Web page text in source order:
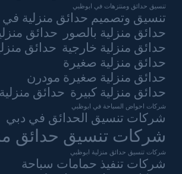
تنسيق حدائق ومنتزهات في ابوظبي
تنسيق وتصميم حدائق منزلية في
حدائق منزلية بالصور
حدائق
حدائق منزلية خارجية حدائق
حدائق منزلية صغيرة
حدائق منزلية صغيرة مودرن
حدائق منزلية كبيرة حدائق
شركات احواض السباحة في ابوظبي
شركات تنسيق الحدائق في دبي
شركات تنسيق حدائق
شركات تنسيق حدائق منزلية ابوظبي
شركات تنفيذ حمامات سباحة